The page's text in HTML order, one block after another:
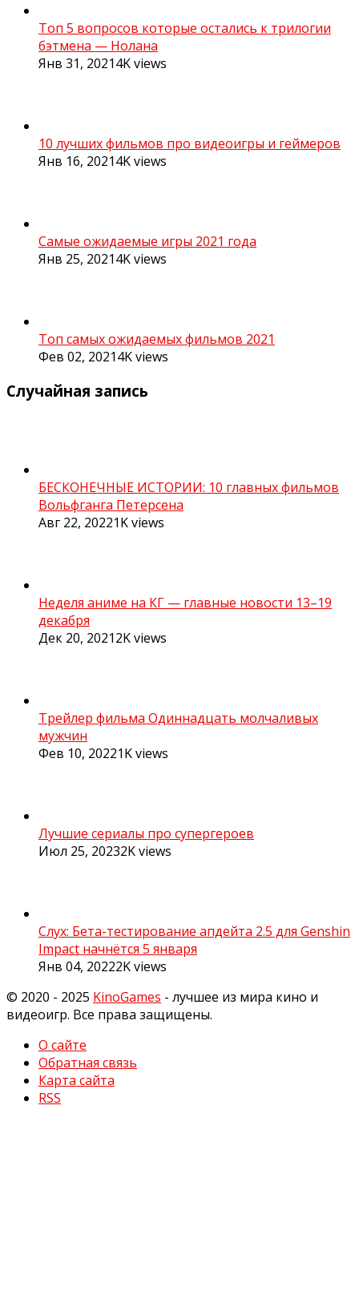
Топ 5 вопросов которые остались к трилогии
бэтмена — Нолана
Янв 31, 20214Kviews
10 лучших фильмов про видеоигры и геймеров
Янв 16, 20214Kviews
Самые ожидаемые игры 2021 года
Янв 25, 20214Kviews
Топ самых ожидаемых фильмов 2021
Фев 02, 20214Kviews
Случайная запись
БЕСКОНЕЧНЫЕ ИСТОРИИ: 10 главных фильмов
Вольфганга Петерсена
Авг 22, 20221Kviews
Неделя аниме на КГ — главные новости 13–19
декабря
Дек 20, 20212Kviews
Трейлер фильма Одиннадцать молчаливых
мужчин
Фев 10, 20221Kviews
Лучшие сериалы про супергероев
Июл 25, 20232Kviews
Слух: Бета-тестирование апдейта 2.5 для Genshin
Impact начнётся 5 января
Янв 04, 20222Kviews
© 2020 - 2025 KinoGames - лучшее из мира кино и
видеоигр. Все права защищены.
О сайте
Обратная связь
Карта сайта
RSS